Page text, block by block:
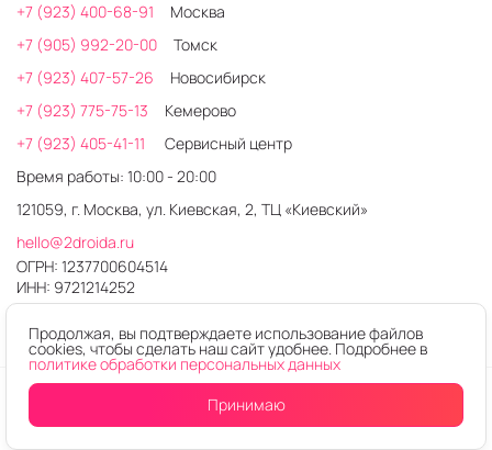
Уведомитьо поступлении
+7 (923) 400-68-91
Москва
+7 (905) 992-20-00
Томск
+7 (923) 407-57-26
Новосибирск
+7 (923) 775-75-13
Кемерово
+7 (923) 405-41-11
Сервисный центр
Время работы: 10:00 - 20:00
121059, г. Москва, ул. Киевская, 2, ТЦ «Киевский»
hello@2droida.ru
ОГРН: 1237700604514
ИНН: 9721214252
© 2026. Любое использование контента без письменного
Интернет-магазин электроники 2DROIDA
Продолжая, вы подтверждаете использование файлов
cookies, чтобы сделать наш сайт удобнее. Подробнее в
политике обработки персональных данных
Принимаю